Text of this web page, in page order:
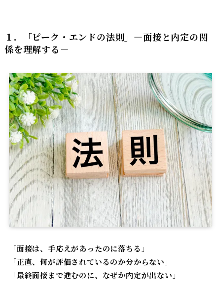
１．「ピーク・エンドの法則」―面接と内定の関
係を理解する －
「面接は、手応えがあったのに落ちる 」
「正直、何が評価されているのか分からない 」
「最終面接まで進むのに、なぜか内定が出ない 」